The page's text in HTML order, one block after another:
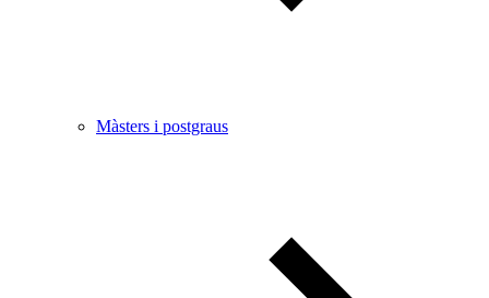
Màsters i postgraus